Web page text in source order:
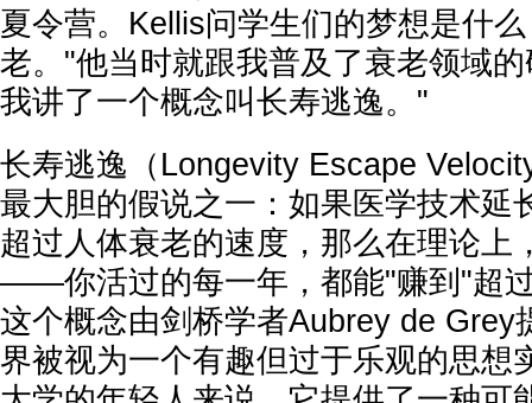
夏令营。Kellis问学生们的梦想是什
老。"他当时就跟我普及了衰老领域
我讲了一个概念叫长寿逃逸。"
长寿逃逸（Longevity Escape
最大胆的假说之一：如果医学技术延
超过人体衰老的速度，那么在理论上
——你活过的每一年，都能"赚到"超
这个概念由剑桥学者Aubrey de Grey
界被视为一个有趣但过于乐观的思想